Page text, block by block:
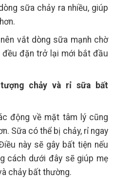
sữa chảy ra nhiều, giúp
vắt dòng sữa mạnh chờ
đặn trở lại mới bắt đầu
chảy và rỉ sữa bất
động về mặt tâm lý cũng
Sữa có thể bị chảy, rỉ ngay
này sẽ gây bất tiện nếu
cách dưới đây sẽ giúp mẹ
chảy bất thường.